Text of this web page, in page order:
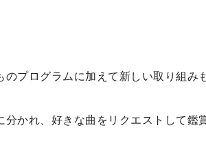
プログラムに加えて新しい取り組み
分かれ、好きな曲をリクエストして鑑